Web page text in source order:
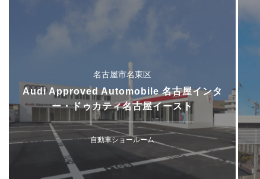
名古屋市名東区
Audi Approved Automobile 名古屋インタ
ー・ドゥカティ名古屋イースト
自動車ショールーム